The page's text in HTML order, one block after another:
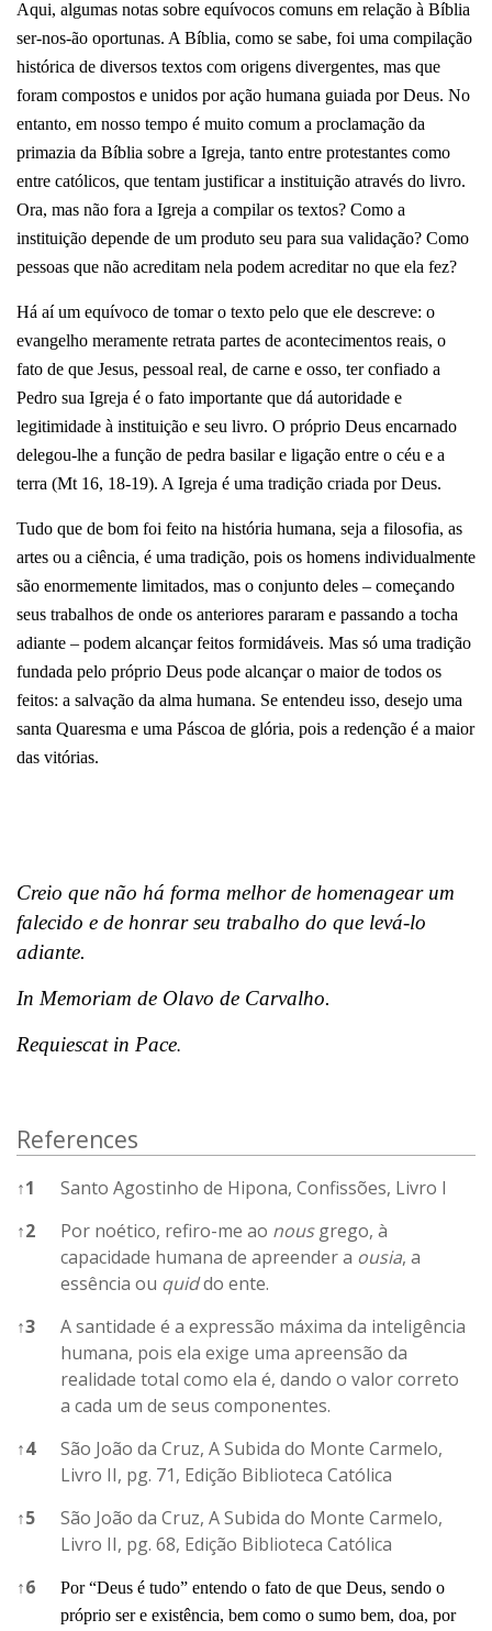
Aqui, algumas notas sobre equívocos comuns em relação à Bíblia
ser-nos-ão oportunas. A Bíblia, como se sabe, foi uma compilação
histórica de diversos textos com origens divergentes, mas que
foram compostos e unidos por ação humana guiada por Deus. No
entanto, em nosso tempo é muito comum a proclamação da
primazia da Bíblia sobre a Igreja, tanto entre protestantes como
entre católicos, que tentam justificar a instituição através do livro.
Ora, mas não fora a Igreja a compilar os textos? Como a
instituição depende de um produto seu para sua validação? Como
pessoas que não acreditam nela podem acreditar no que ela fez?
Há aí um equívoco de tomar o texto pelo que ele descreve: o
evangelho meramente retrata partes de acontecimentos reais, o
fato de que Jesus, pessoal real, de carne e osso, ter confiado a
Pedro sua Igreja é o fato importante que dá autoridade e
legitimidade à instituição e seu livro. O próprio Deus encarnado
delegou-lhe a função de pedra basilar e ligação entre o céu e a
terra (Mt 16, 18-19). A Igreja é uma tradição criada por Deus.
Tudo que de bom foi feito na história humana, seja a filosofia, as
artes ou a ciência, é uma tradição, pois os homens individualmente
são enormemente limitados, mas o conjunto deles – começando
seus trabalhos de onde os anteriores pararam e passando a tocha
adiante – podem alcançar feitos formidáveis. Mas só uma tradição
fundada pelo próprio Deus pode alcançar o maior de todos os
feitos: a salvação da alma humana. Se entendeu isso, desejo uma
santa Quaresma e uma Páscoa de glória, pois a redenção é a maior
das vitórias.
Creio que não há forma melhor de homenagear um
falecido e de honrar seu trabalho do que levá-lo
adiante.
In Memoriam de Olavo de Carvalho.
Requiescat in Pace.
References
↑1
Santo Agostinho de Hipona, Confissões, Livro I
↑2 Por noético, refiro-me ao nousgrego, à
capacidade humana de apreender a ousia, a
essência ou quiddo ente.
↑3
A santidade é a expressão máxima da inteligência
humana, pois ela exige uma apreensão da
realidade total como ela é, dando o valor correto
a cada um de seus componentes.
↑4
São João da Cruz, A Subida do Monte Carmelo,
Livro II, pg. 71, Edição Biblioteca Católica
↑5
São João da Cruz, A Subida do Monte Carmelo,
Livro II, pg. 68, Edição Biblioteca Católica
↑6
Por “Deus é tudo” entendo o fato de que Deus, sendo o
próprio ser e existência, bem como o sumo bem, doa, por